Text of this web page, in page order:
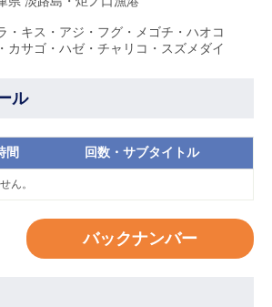
・キス・アジ・フグ・メゴチ・ハオコ
カサゴ・ハゼ・チャリコ・スズメダイ
ル
間 回数・サブタイトル
ん。
バックナンバー